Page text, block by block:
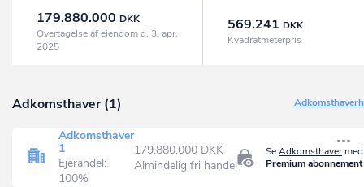
179.880.000 DKK
Overtagelse af ejendom d. 3. apr.
2025
569.241 DKK
Kvadratmeterpris
Adkomsthaver (1)
SeAdkomsthaver
Premium abonnement
Adkomsthaver
1
Ejerandel:
100%
179.880.000 DKK
Almindelig fri handel